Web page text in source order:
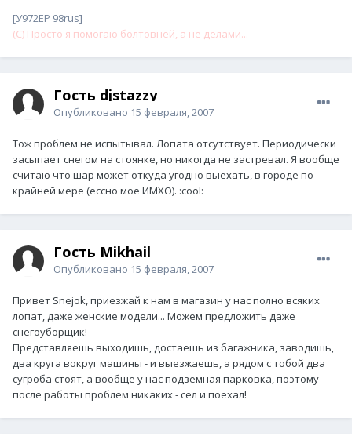
[У972ЕР 98rus]
(С) Просто я помогаю болтовней, а не делами...
Гость djstazzy
Опубликовано 15 февраля, 2007
Тож проблем не испытывал. Лопата отсутствует. Периодически
засыпает снегом на стоянке, но никогда не застревал. Я вообще
считаю что шар может откуда угодно выехать, в городе по
крайней мере (ессно мое ИМХО). :cool:
Гость Mikhail
Опубликовано 15 февраля, 2007
Привет Snejok, приезжай к нам в магазин у нас полно всяких
лопат, даже женские модели... Можем предложить даже
снегоуборщик!
Представляешь выходишь, достаешь из багажника, заводишь,
два круга вокруг машины - и выезжаешь, а рядом с тобой два
сугроба стоят, а вообще у нас подземная парковка, поэтому
после работы проблем никаких - сел и поехал!